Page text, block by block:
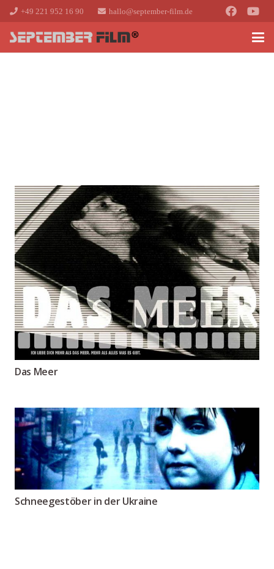
+49 221 952 16 90 hallo@september-film.de
Das Meer
Schneegestöber in der Ukraine